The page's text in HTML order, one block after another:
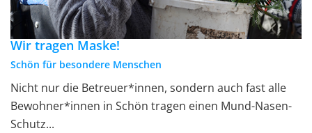
Wir tragen Maske!
Schön für besondere Menschen
Nicht nur die Betreuer*innen, sondern auch fast alle
Bewohner*innen in Schön tragen einen Mund-Nasen-
Schutz...